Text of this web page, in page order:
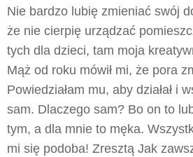
Nie bardzo lubię zmieniać swój
że nie cierpię urządzać
tych dla dzieci, tam moja
Mąż od roku mówił mi, że pora
Powiedziałam mu, aby działał i
sam. Dlaczego sam? Bo on to
tym, a dla mnie to męka.
mi się podoba! Zresztą Jak